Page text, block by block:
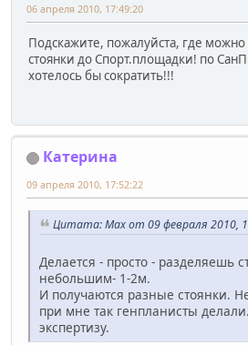
06 апреля 2010, 17:49:20
Подскажите, пожалуйста, где можно
стоянки до Спорт.площадки! по
хотелось бы сократить!!!
Катерина
09 апреля 2010, 17:52:22
Цитата: Max от 09 февраля 2010,
Делается - просто - разделяешь
небольшим- 1-2м.
И получаются разные стоянки.
при мне так генпланисты
экспертизу.